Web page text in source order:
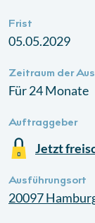
Frist
05.05.2029
Zeitraum der
Für 24 Monate
Auftraggeber
Jetzt
Ausführungsort
20097